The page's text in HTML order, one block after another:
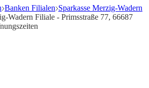
Banken Filialen Sparkasse Merzig-Wadern
Wadern Filiale - Primsstraße 77, 66687